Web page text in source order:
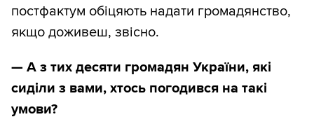
постфактум обіцяють надати громадянство,
якщо доживеш, звісно.
— А з тих десяти громадян України, які
сиділи з вами, хтось погодився на такі
умови?